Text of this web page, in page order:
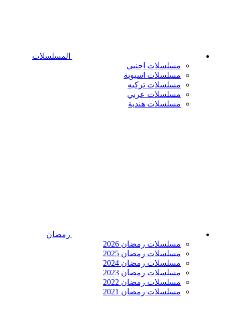
المسلسلات
مسلسلات اجنبي
مسلسلات اسيوية
مسلسلات تركيه
مسلسلات عربي
مسلسلات هندية
رمضان
مسلسلات رمضان 2026
مسلسلات رمضان 2025
مسلسلات رمضان 2024
مسلسلات رمضان 2023
مسلسلات رمضان 2022
مسلسلات رمضان 2021